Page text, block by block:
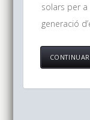
solars per a
generació